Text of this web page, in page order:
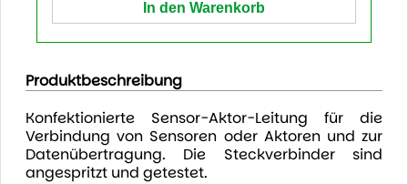
Produktbeschreibung
Konfektionierte Sensor-Aktor-Leitung für die
Verbindung von Sensoren oder Aktoren und zur
Datenübertragung. Die Steckverbinder sind
angespritzt und getestet.